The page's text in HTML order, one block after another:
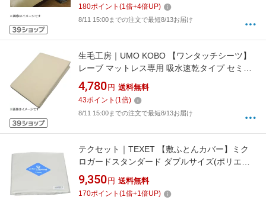
180ポイント (1倍+4倍UP)
8/11 15:00までの注文で最短8/13お届け
生毛工房｜UMO KOBO 【ワンタッチシーツ】
レーブ マットレス専用 吸水速乾タイプ セミダ
ブルサイズ（120×197×8cm/ベージュ）
4,780 円 送料無料
43ポイント (1倍)
8/11 15:00までの注文で最短8/13お届け
テクセット｜TEXET 【敷ふとんカバー】ミク
ロガードスタンダード ダブルサイズ(ポリエス
テル100%/145×215cm/ベージュ)[MGS0003]
9,350 円 送料無料
170ポイント (1倍+1倍UP)